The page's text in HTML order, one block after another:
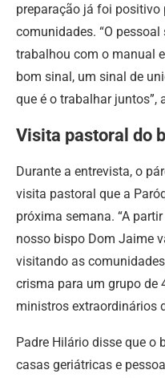
preparação já foi positivo
comunidades. “O pessoal
trabalhou com o manual
bom sinal, um sinal de
que é o trabalhar juntos”,
Visita pastoral do
Durante a entrevista, o
visita pastoral que a
próxima semana. “A
nosso bispo Dom Jaime
visitando as
crisma para um grupo de
ministros extraordinários
Padre Hilário disse que o
casas geriátricas e